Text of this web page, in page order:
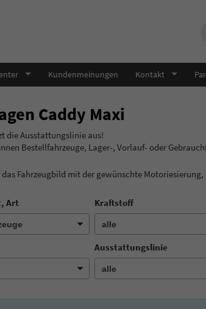
Kundenmeinungen Kontakt
Caddy Maxi
Sie jetzt die
Bestellfahrzeuge, Lager-, Vorlauf- oder
Fahrzeugbild mit der gewünschte
Art Kraftstoff
Ausstattungslinie